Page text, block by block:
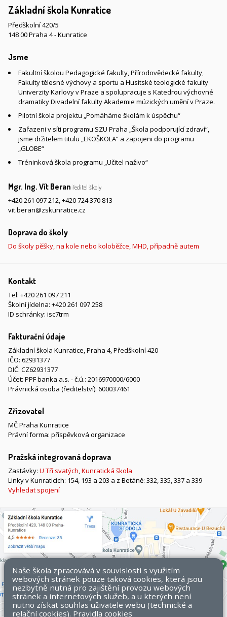
Základní škola Kunratice
Předškolní 420/5
148 00 Praha 4 - Kunratice
Jsme
Fakultní školou Pedagogické fakulty, Přírodovědecké fakulty,
Fakulty tělesné výchovy a sportu a Husitské teologické fakulty
Univerzity Karlovy v Praze a spolupracuje s Katedrou výchovné
dramatiky Divadelní fakulty Akademie múzických umění v Praze.
Pilotní škola projektu „Pomáháme školám k úspěchu“
Zařazeni v síti programu SZU Praha „Škola podporující zdraví“,
jsme držitelem titulu „EKOŠKOLA“ a zapojeni do programu
„GLOBE“
Tréninková škola programu „Učitel naživo“
Mgr. Ing. Vít Beran ředitel školy
+420 261 097 212,+420 724 370 813
vit.beran@zskunratice.cz
Doprava do školy
Do školy pěšky, na kole nebo koloběžce, MHD, případně autem
Kontakt
Tel: +420 261 097 211
Školní jídelna: +420 261 097 258
ID schránky: isc7trm
Fakturační údaje
Základní škola Kunratice, Praha 4, Předškolní 420
IČO: 62931377
DIČ: CZ62931377
Účet: PPF banka a.s. - č.ú.: 2016970000/6000
Právnická osoba (ředitelství): 600037461
Zřizovatel
MČ Praha Kunratice
Právní forma: příspěvková organizace
Pražská integrovaná doprava
Zastávky: U Tří svatých,Kunratická škola
Linky v Kunraticích: 154, 193 a 203 a z Betáně: 332, 335, 337 a 339
Vyhledat spojení
Naše škola zpracovává v souvislosti s využitím
webových stránek pouze taková cookies, která jsou
nezbytně nutná pro zajištění provozu webových
stránek a internetových služeb, a u kterých není
nutno získat souhlas uživatele webu (technické a
relační cookies). Pravidla cookies